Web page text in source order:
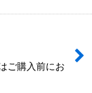
ご購入前にお